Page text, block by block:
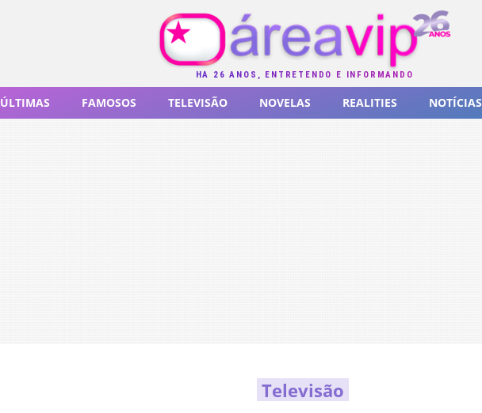
HÁ 26 ANOS, ENTRETENDO E INFORMANDO
ÚLTIMAS FAMOSOS TELEVISÃO NOVELAS REALITIES NOTÍCIAS
Televisão